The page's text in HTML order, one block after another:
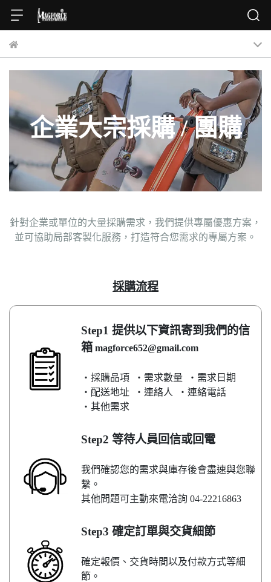
企業大宗採購 / 團購
針對企業或單位的大量採購需求，我們提供專屬優惠方案，
並可協助局部客製化服務，打造符合您需求的專屬方案。
採購流程
Step1 提供以下資訊寄到我們的信
箱 magforce652@gmail.com
‧採購品項 ‧需求數量 ‧需求日期
‧配送地址 ‧連絡人 ‧連絡電話
‧其他需求
Step2 等待人員回信或回電
我們確認您的需求與庫存後會盡速與您聯
繫。
其他問題可主動來電洽詢 04-22216863
Step3 確定訂單與交貨細節
確定報價、交貨時間以及付款方式等細
節。